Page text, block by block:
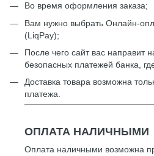
Во время оформления заказа;
Вам нужно выбрать Онлайн-
(LiqPay);
После чего сайт вас направит
безопасных платежей банка,
Доставка товара возможна
платежа.
ОПЛАТА НАЛИЧНЫМИ
Оплата наличными возможна